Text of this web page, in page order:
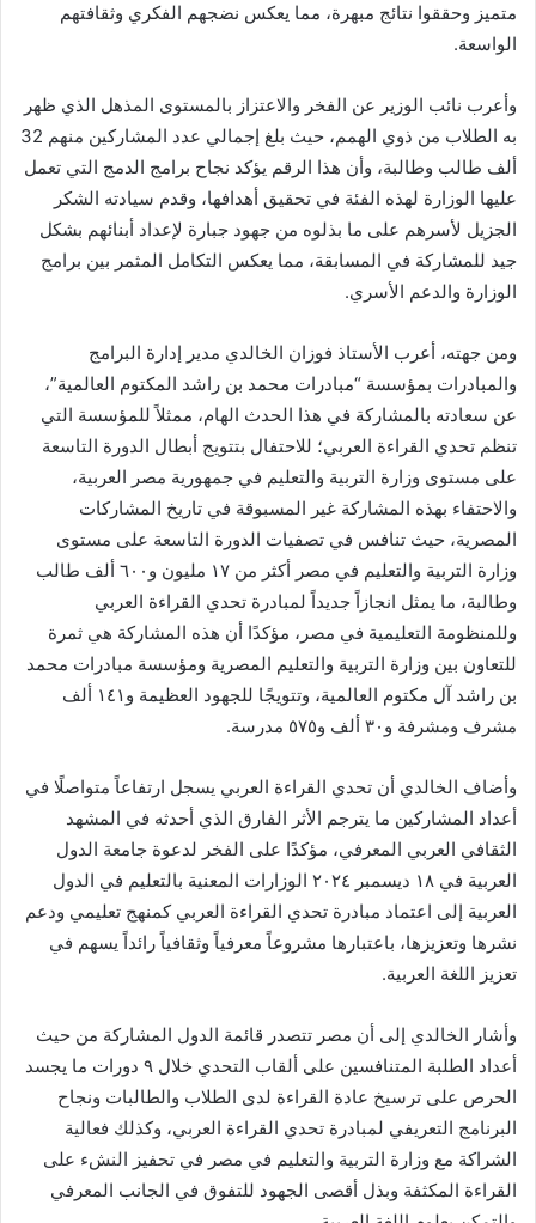
متميز وحققوا نتائج مبهرة، مما يعكس نضجهم الفكري وثقافتهم
الواسعة.
وأعرب نائب الوزير عن الفخر والاعتزاز بالمستوى المذهل الذي ظهر
به الطلاب من ذوي الهمم، حيث بلغ إجمالي عدد المشاركين منهم 32
ألف طالب وطالبة، وأن هذا الرقم يؤكد نجاح برامج الدمج التي تعمل
عليها الوزارة لهذه الفئة في تحقيق أهدافها، وقدم سيادته الشكر
الجزيل لأسرهم على ما بذلوه من جهود جبارة لإعداد أبنائهم بشكل
جيد للمشاركة في المسابقة، مما يعكس التكامل المثمر بين برامج
الوزارة والدعم الأسري.
ومن جهته، أعرب الأستاذ فوزان الخالدي مدير إدارة البرامج
والمبادرات بمؤسسة “مبادرات محمد بن راشد المكتوم العالمية”،
عن سعادته بالمشاركة في هذا الحدث الهام، ممثلاً للمؤسسة التي
تنظم تحدي القراءة العربي؛ للاحتفال بتتويج أبطال الدورة التاسعة
على مستوى وزارة التربية والتعليم في جمهورية مصر العربية،
والاحتفاء بهذه المشاركة غير المسبوقة في تاريخ المشاركات
المصرية، حيث تنافس في تصفيات الدورة التاسعة على مستوى
وزارة التربية والتعليم في مصر أكثر من ١٧ مليون و٦٠٠ ألف طالب
وطالبة، ما يمثل انجازاً جديداً لمبادرة تحدي القراءة العربي
وللمنظومة التعليمية في مصر، مؤكدًا أن هذه المشاركة هي ثمرة
للتعاون بين وزارة التربية والتعليم المصرية ومؤسسة مبادرات محمد
بن راشد آل مكتوم العالمية، وتتويجًا للجهود العظيمة و١٤١ ألف
مشرف ومشرفة و٣٠ ألف و٥٧٥ مدرسة.
وأضاف الخالدي أن تحدي القراءة العربي يسجل ارتفاعاً متواصلًا في
أعداد المشاركين ما يترجم الأثر الفارق الذي أحدثه في المشهد
الثقافي العربي المعرفي، مؤكدًا على الفخر لدعوة جامعة الدول
العربية في ١٨ ديسمبر ٢٠٢٤ الوزارات المعنية بالتعليم في الدول
العربية إلى اعتماد مبادرة تحدي القراءة العربي كمنهج تعليمي ودعم
نشرها وتعزيزها، باعتبارها مشروعاً معرفياً وثقافياً رائداً يسهم في
تعزيز اللغة العربية.
وأشار الخالدي إلى أن مصر تتصدر قائمة الدول المشاركة من حيث
أعداد الطلبة المتنافسين على ألقاب التحدي خلال ٩ دورات ما يجسد
الحرص على ترسيخ عادة القراءة لدى الطلاب والطالبات ونجاح
البرنامج التعريفي لمبادرة تحدي القراءة العربي، وكذلك فعالية
الشراكة مع وزارة التربية والتعليم في مصر في تحفيز النشء على
القراءة المكثفة وبذل أقصى الجهود للتفوق في الجانب المعرفي